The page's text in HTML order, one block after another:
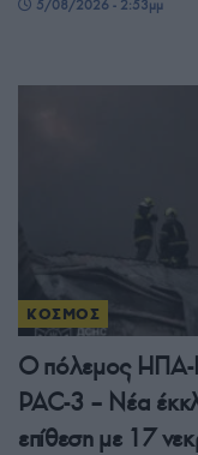
5/08/2026 - 2:53μμ
ΚΟΣΜΟΣ
Ο πόλεμος ΗΠΑ-
PAC-3 – Νέα
επίθεση με 17